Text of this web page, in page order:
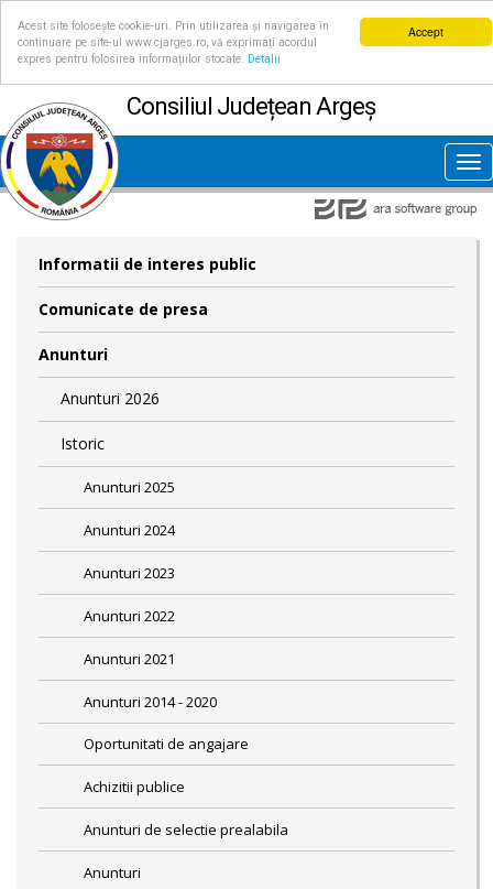
Accept
Acest site folosește cookie-uri. Prin utilizarea și navigarea în
continuare pe site-ul www.cjarges.ro, vă exprimați acordul
expres pentru folosirea informațiilor stocate.
Detalii
Consiliul Județean Argeș
Informatii de interes public
Comunicate de presa
Anunturi
Anunturi 2026
Istoric
Anunturi 2025
Anunturi 2024
Anunturi 2023
Anunturi 2022
Anunturi 2021
Anunturi 2014 - 2020
Oportunitati de angajare
Achizitii publice
Anunturi de selectie prealabila
Anunturi